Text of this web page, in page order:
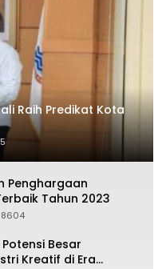
Raih Predikat Kota
Penghargaan
Tahun 2023
8604
Besar
Kreatif di Era